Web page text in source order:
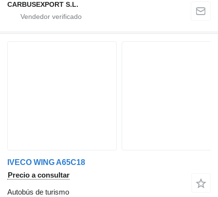
CARBUSEXPORT S.L.
IVECO WING A65C18
Precio a consultar
Autobús de turismo